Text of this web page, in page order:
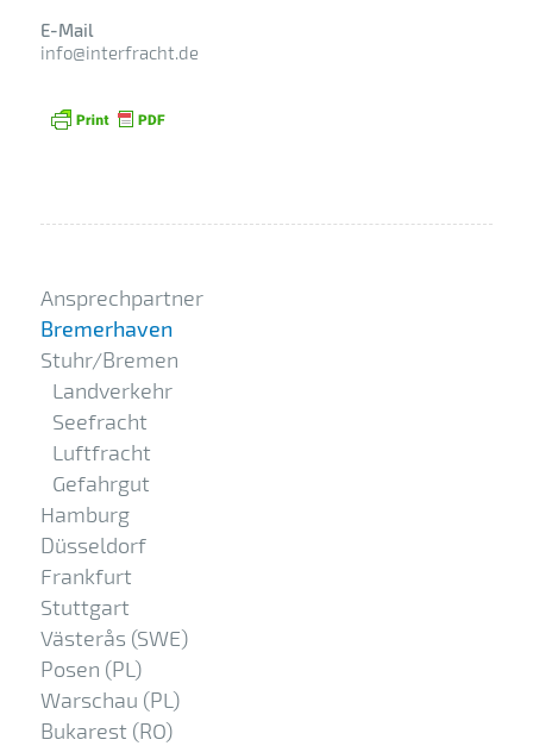
E-Mail
info@interfracht.de
Ansprechpartner
Bremerhaven
Stuhr/Bremen
Landverkehr
Seefracht
Luftfracht
Gefahrgut
Hamburg
Düsseldorf
Frankfurt
Stuttgart
Västerås (SWE)
Posen (PL)
Warschau (PL)
Bukarest (RO)